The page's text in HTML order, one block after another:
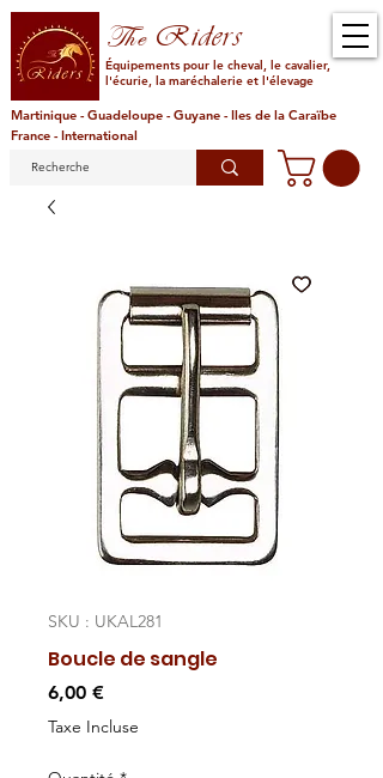
TheRiders
Équipements pour le cheval, le cavalier,
l'écurie, la maréchalerie et l'élevage
Martinique - Guadeloupe - Guyane - Iles de la Caraïbe
France - International
SKU : UKAL281
Boucle de sangle
6,00 €Prix
Taxe Incluse